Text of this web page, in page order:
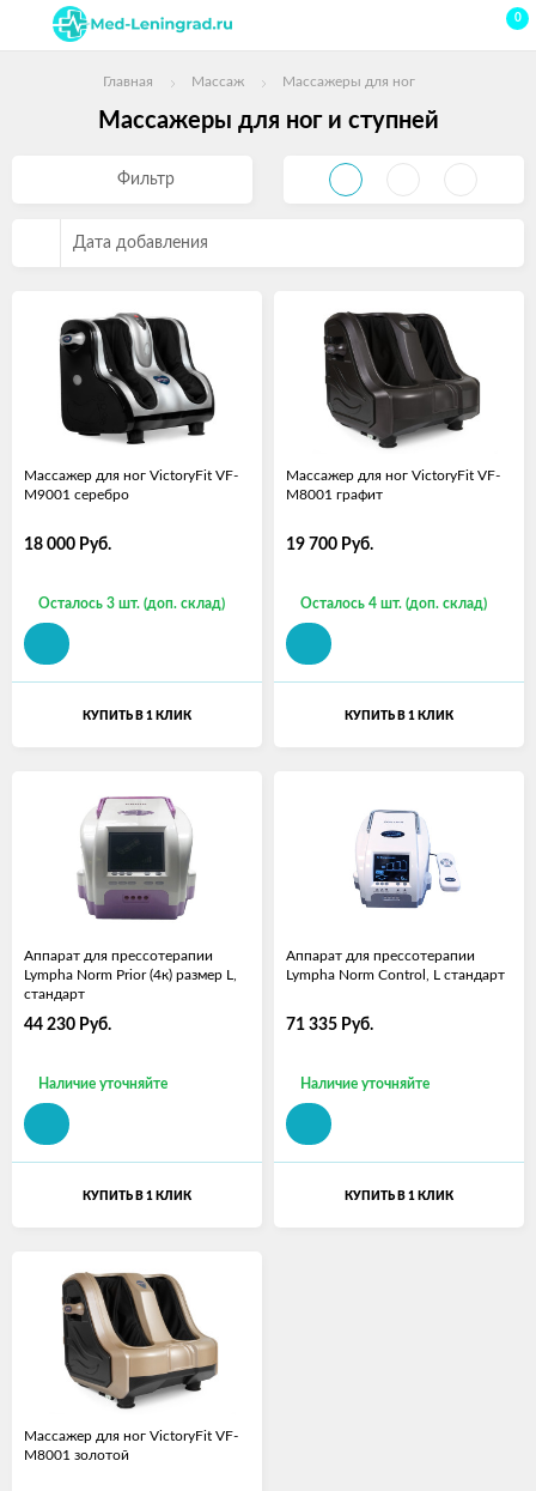
0
Главная Массаж Массажеры для ног
Массажеры для ног и ступней
Фильтр
Дата добавления
Массажер для ног VictoryFit VF-
M9001 серебро
18 000 Руб.
Осталось 3 шт. (доп. склад)
КУПИТЬ В 1 КЛИК
Массажер для ног VictoryFit VF-
M8001 графит
19 700 Руб.
Осталось 4 шт. (доп. склад)
КУПИТЬ В 1 КЛИК
Аппарат для прессотерапии
Lympha Norm Prior (4к) размер L,
стандарт
44 230 Руб.
Наличие уточняйте
КУПИТЬ В 1 КЛИК
Аппарат для прессотерапии
Lympha Norm Control, L стандарт
71 335 Руб.
Наличие уточняйте
КУПИТЬ В 1 КЛИК
Массажер для ног VictoryFit VF-
M8001 золотой